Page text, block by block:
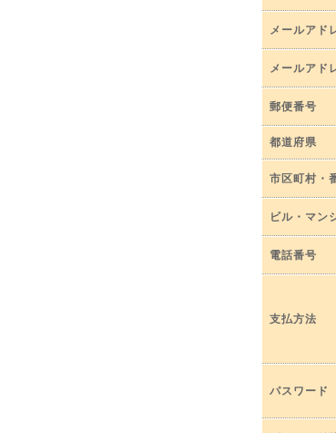
メールアド
メールアド
郵便番号
都道府県
市区町村・
ビル・マン
電話番号
支払方法
パスワード